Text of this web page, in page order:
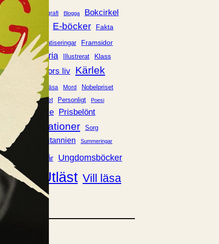
Biografi Blogga Bokcirkel
Deckare E-böcker Fakta
Filmatiseringar Framsidor
Historia Illustrerat Klass
Kvinnors liv Kärlek
Läsa Mord Nobelpriset
Nyutkommet Personligt Poesi
& samhälle Prisbelönt
Relationer Sorg
Storbritannien Summeringar
Tonår Ungdomsböcker
USA Utläst Vill läsa